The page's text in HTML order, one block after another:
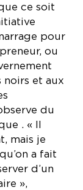
ce soit
pour
ou
noirs et aux
du
. « Il
mais je
a fait
d’un
»,